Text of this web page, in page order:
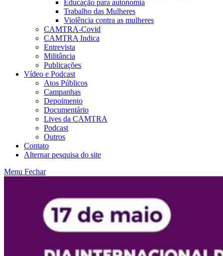
Educação para autonomia
Trabalho das Mulheres
Violência contra as mulheres
CAMTRA-Covid
CAMTRA Indica
Entrevista
Militância
Publicações
Vídeo e Podcast
Atos Públicos
Campanhas
Depoimento
Documentário
Lives da CAMTRA
Podcast
Outros
Contato
Alternar pesquisa do site
Menu Fechar